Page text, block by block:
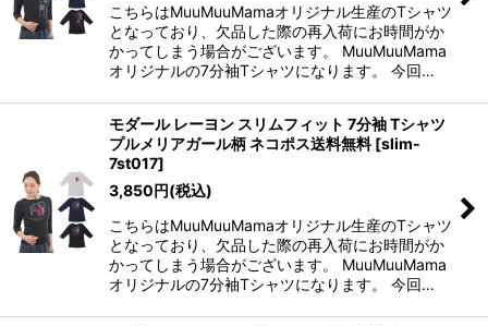
こちらはMuuMuuMamaオリジナル生産のTシャツ
となっており、欠品した際の再入荷にお時間がか
かってしまう場合がございます。 MuuMuuMama
オリジナルの7分袖Tシャツになります。 今回…
モダール レーヨン スリムフィット 7分袖 Tシャツ
プルメリアガール柄 ネコポス送料無料 [slim-
7st017]
3,850円(税込)
こちらはMuuMuuMamaオリジナル生産のTシャツ
となっており、欠品した際の再入荷にお時間がか
かってしまう場合がございます。 MuuMuuMama
オリジナルの7分袖Tシャツになります。 今回…